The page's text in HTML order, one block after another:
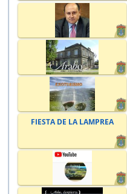
FIESTA DE LA LAMPREA